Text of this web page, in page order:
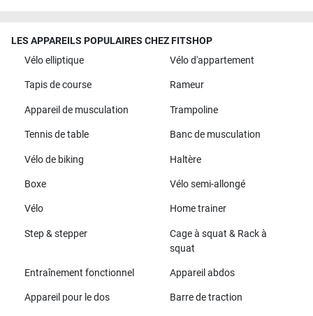
LES APPAREILS POPULAIRES CHEZ FITSHOP
Vélo elliptique
Vélo d'appartement
Tapis de course Rameur
Appareil de musculation Trampoline
Tennis de table Banc de musculation
Vélo de biking Haltère
Boxe Vélo semi-allongé
Vélo Home trainer
Step & stepper
Cage à squat & Rack à
squat
Entraînement fonctionnel Appareil abdos
Appareil pour le dos Barre de traction